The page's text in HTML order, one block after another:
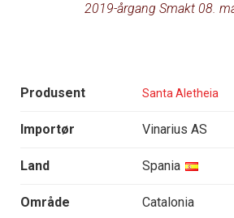
2019-årgang Smakt 08.
Produsent Santa Aletheia
Importør Vinarius AS
Land Spania
Område Catalonia